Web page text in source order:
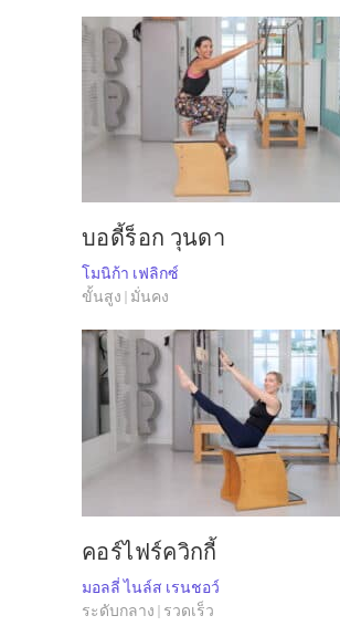
บอดี้ร็อก วุนดา
โมนิก้า เฟลิกซ์
ขั้นสูง | มั่นคง
คอร์ไฟร์ควิกกี้
มอลลี่ ไนล์ส เรนชอว์
ระดับกลาง | รวดเร็ว